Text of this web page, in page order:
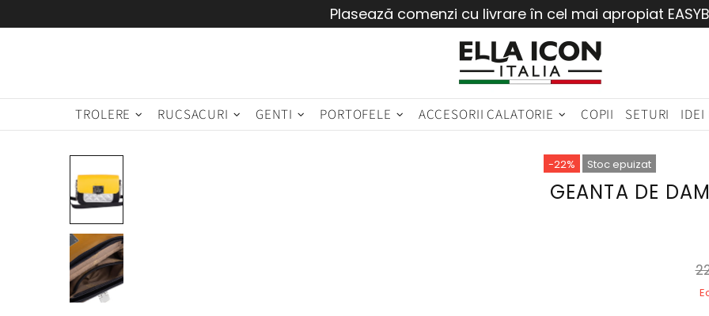
Plasează comenzi cu livrare în cel mai apropiat
TROLERE RUCSACURI GENTI PORTOFELE ACCESORII CALATORIE COPII SETURI IDEI
-22% Stoc epuizat
GEANTA DE